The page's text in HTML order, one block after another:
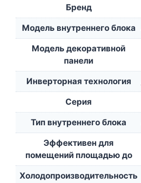
Бренд
Модель внутреннего блока
Модель декоративной
панели
Инверторная технология
Серия
Тип внутреннего блока
Эффективен для
помещений площадью до
Холодопроизводительность